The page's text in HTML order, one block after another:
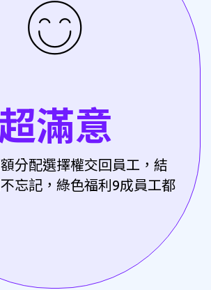
超滿意
分配選擇權交回員工，結
忘記，綠色福利9成員工都